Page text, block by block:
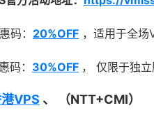
码： 20%OFF ，适用于全场
码： 30%OFF ， 仅限于独
VPS 、 （NTT+CMI）